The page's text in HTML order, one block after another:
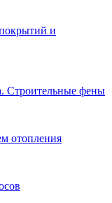
и
Строительные фены
отопления